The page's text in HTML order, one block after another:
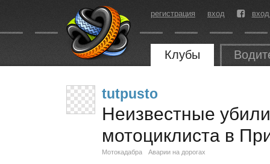
регистрация вход
Клубы
tutpusto
Неизвестные
мотоциклиста в
Мотокадабра Аварии на дорогах